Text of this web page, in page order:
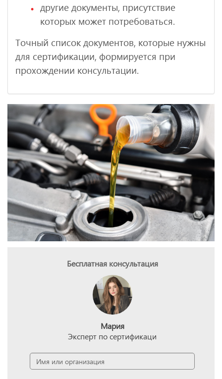
другие документы, присутствие
которых может потребоваться.
Точный список документов, которые нужны
для сертификации, формируется при
прохождении консультации.
Бесплатная консультация
Мария
Эксперт по сертификаци